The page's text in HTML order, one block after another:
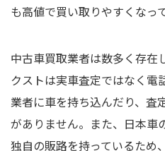
も高値で買い取りやすくなっ
中古車買取業者は数多く存在
クストは実車査定ではなく電
業者に車を持ち込んだり、査
がありません。また、日本車
独自の販路を持っているため